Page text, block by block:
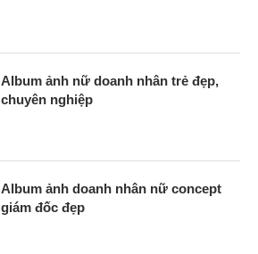
Album ảnh nữ doanh nhân trẻ đẹp,
chuyên nghiệp
Album ảnh doanh nhân nữ concept
giám đốc đẹp